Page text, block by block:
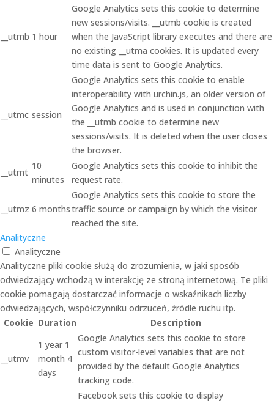
__utmb 1 hour
Google Analytics sets this cookie to determine
new sessions/visits. __utmb cookie is created
when the JavaScript library executes and there are
no existing __utma cookies. It is updated every
time data is sent to Google Analytics.
__utmc session
Google Analytics sets this cookie to enable
interoperability with urchin.js, an older version of
Google Analytics and is used in conjunction with
the __utmb cookie to determine new
sessions/visits. It is deleted when the user closes
the browser.
__utmt
10
minutes
Google Analytics sets this cookie to inhibit the
request rate.
__utmz 6 months
Google Analytics sets this cookie to store the
traffic source or campaign by which the visitor
reached the site.
Analityczne
Analityczne
Analityczne pliki cookie służą do zrozumienia, w jaki sposób
odwiedzający wchodzą w interakcję ze stroną internetową. Te pliki
cookie pomagają dostarczać informacje o wskaźnikach liczby
odwiedzających, współczynniku odrzuceń, źródle ruchu itp.
Cookie Duration Description
__utmv
1 year 1
month 4
days
Google Analytics sets this cookie to store
custom visitor-level variables that are not
provided by the default Google Analytics
tracking code.
Facebook sets this cookie to display